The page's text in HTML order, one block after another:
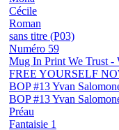
Cécile
Roman
sans titre (P03)
Numéro 59
Mug In Print We Trust -
FREE YOURSELF
BOP #13 Yvan
BOP #13 Yvan
Préau
Fantaisie 1